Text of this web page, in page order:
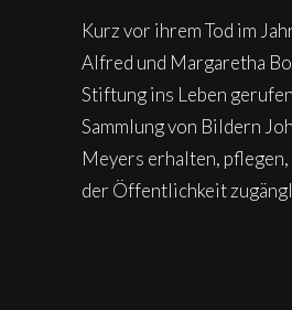
Kurz vor ihrem Tod im
Alfred und Margaretha
Stiftung ins Leben
Sammlung von Bildern
Meyers erhalten,
der Öffentlichkeit